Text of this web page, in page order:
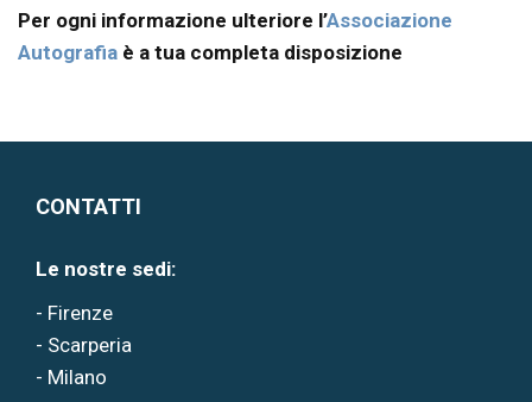
Per ogni informazione ulteriore l’Associazione
Autografia è a tua completa disposizione
CONTATTI
Le nostre sedi:
- Firenze
- Scarperia
- Milano